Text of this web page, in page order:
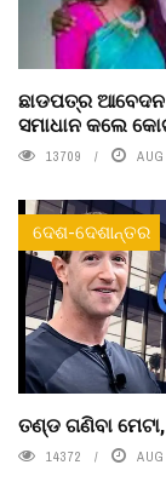
ଛାଡପତ୍ର ଆବେଦନ
ସମାଧାନ କଲେ
13709
ଦେଶ-ଦେଶାନ୍ତର
ତଣ୍ଡ ଗଣିବା
14372